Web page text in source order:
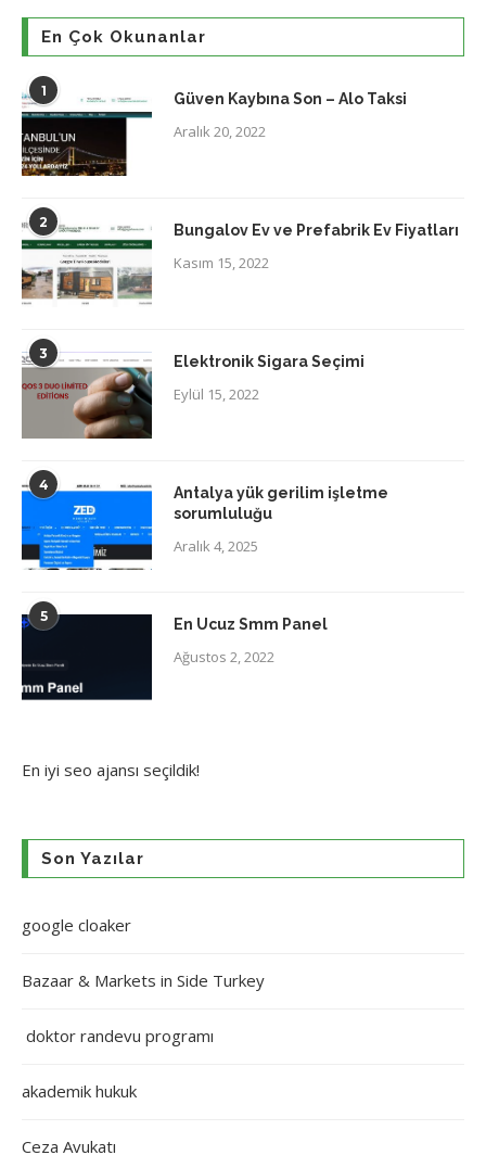
En Çok Okunanlar
1 Güven Kaybına Son – Alo Taksi
Aralık 20, 2022
2 Bungalov Ev ve Prefabrik Ev Fiyatları
Kasım 15, 2022
3 Elektronik Sigara Seçimi
Eylül 15, 2022
4
Antalya yük gerilim işletme
sorumluluğu
Aralık 4, 2025
5 En Ucuz Smm Panel
Ağustos 2, 2022
En iyi seo ajansı seçildik!
Son Yazılar
google cloaker
Bazaar & Markets in Side Turkey
doktor randevu programı
akademik hukuk
Ceza Avukatı